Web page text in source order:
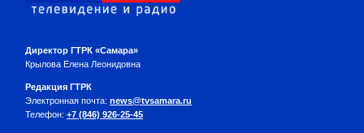
Директор ГТРК «Самара»
Крылова Елена Леонидовна
Редакция ГТРК
Электронная почта: news@tvsamara.ru
Телефон: +7 (846) 926-25-45